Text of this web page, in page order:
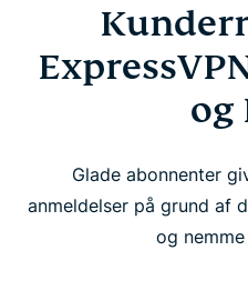
og
Glade abonnenter
anmeldelser på grund af
og